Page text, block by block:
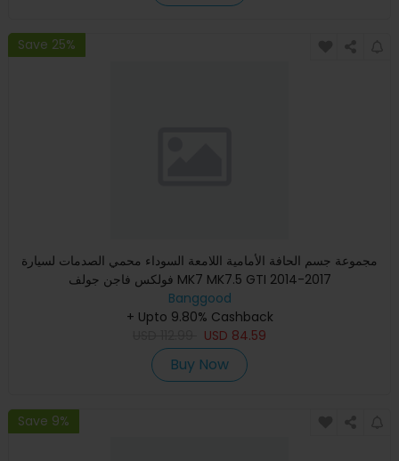
Save 25%
مجموعة جسم الحافة الأمامية اللامعة السوداء محمي الصدمات لسيارة
فولكس فاجن جولف MK7 MK7.5 GTI 2014-2017
Banggood
+ Upto 9.80% Cashback
USD 84.59
Buy Now
Save 9%